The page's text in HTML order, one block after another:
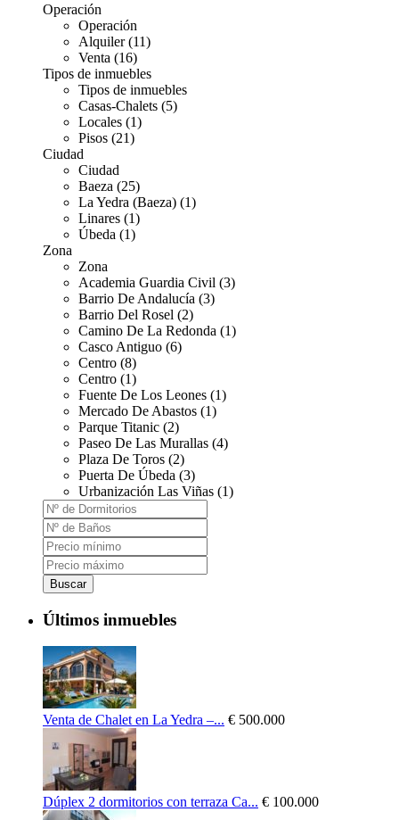
Operación
Operación
Alquiler (11)
Venta (16)
Tipos de inmuebles
Tipos de inmuebles
Casas-Chalets (5)
Locales (1)
Pisos (21)
Ciudad
Ciudad
Baeza (25)
La Yedra (Baeza) (1)
Linares (1)
Úbeda (1)
Zona
Zona
Academia Guardia Civil (3)
Barrio De Andalucía (3)
Barrio Del Rosel (2)
Camino De La Redonda (1)
Casco Antiguo (6)
Centro (8)
Centro (1)
Fuente De Los Leones (1)
Mercado De Abastos (1)
Parque Titanic (2)
Paseo De Las Murallas (4)
Plaza De Toros (2)
Puerta De Úbeda (3)
Urbanización Las Viñas (1)
Buscar
Últimos inmuebles
Venta de Chalet en La Yedra –... € 500.000
Dúplex 2 dormitorios con terraza Ca... € 100.000